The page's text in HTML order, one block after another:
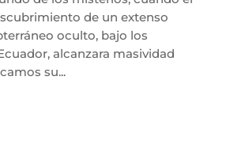
de un extenso
oculto, bajo los
alcanzara masividad
su...